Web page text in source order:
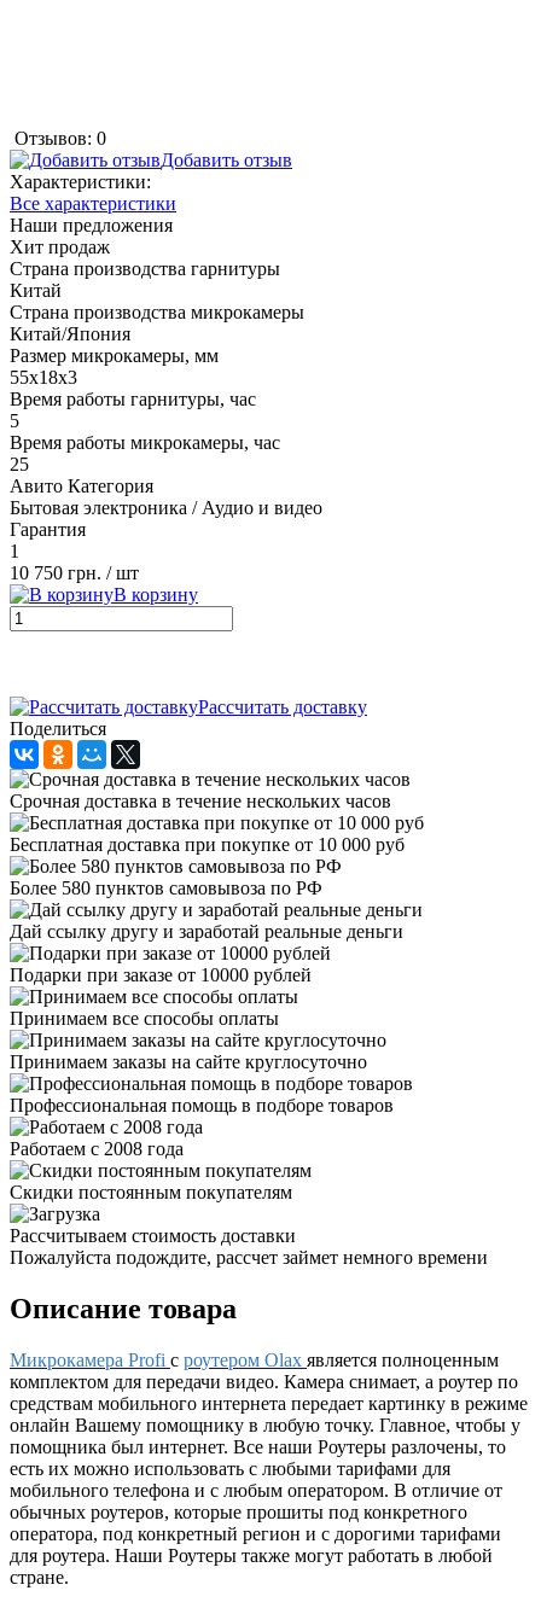
Отзывов: 0
Добавить отзыв
Характеристики:
Все характеристики
Наши предложения
Хит продаж
Страна производства гарнитуры
Китай
Страна производства микрокамеры
Китай/Япония
Размер микрокамеры, мм
55х18х3
Время работы гарнитуры, час
5
Время работы микрокамеры, час
25
Авито Категория
Бытовая электроника / Аудио и видео
Гарантия
1
10 750 грн. / шт
В корзину
Рассчитать доставку
Поделиться
Cрочная доставка в течение нескольких часов
Бесплатная доставка при покупке от 10 000 руб
Более 580 пунктов самовывоза по РФ
Дай ссылку другу и заработай реальные деньги
Подарки при заказе от 10000 рублей
Принимаем все способы оплаты
Принимаем заказы на сайте круглосуточно
Профессиональная помощь в подборе товаров
Работаем с 2008 года
Скидки постоянным покупателям
Рассчитываем стоимость доставки
Пожалуйста подождите, рассчет займет немного времени
Описание товара
Микрокамера Profi с роутером Olax является полноценным
комплектом для передачи видео. Камера снимает, а роутер по
средствам мобильного интернета передает картинку в режиме
онлайн Вашему помощнику в любую точку. Главное, чтобы у
помощника был интернет. Все наши Роутеры разлочены, то
есть их можно использовать с любыми тарифами для
мобильного телефона и с любым оператором. В отличие от
обычных роутеров, которые прошиты под конкретного
оператора, под конкретный регион и с дорогими тарифами
для роутера. Наши Роутеры также могут работать в любой
стране.